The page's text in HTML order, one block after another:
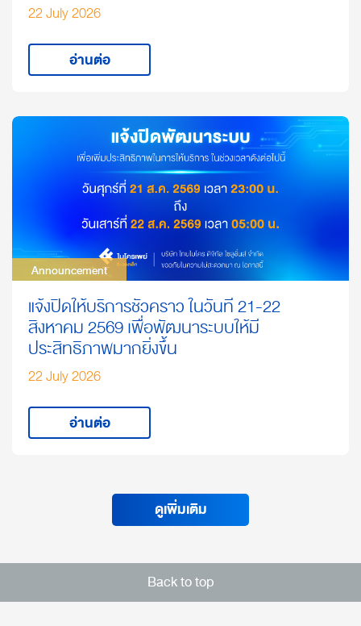
22 July 2026
อ่านต่อ
Announcement
Announcement
แจ้งปิดให้บริการชั่วคราว ในวันที่ 21-22
สิงหาคม 2569 เพื่อพัฒนาระบบให้มี
ประสิทธิภาพมากยิ่งขึ้น
22 July 2026
อ่านต่อ
ดูเพิ่มเติม
Back to top